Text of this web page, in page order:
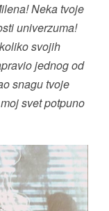
Neka tvoje
univerzuma!
svojih
jednog od
snagu tvoje
svet potpuno